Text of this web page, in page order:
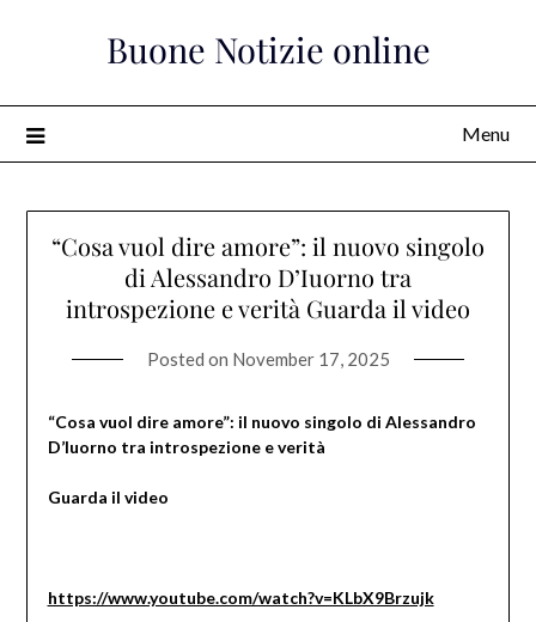
Buone Notizie online
Menu
“Cosa vuol dire amore”: il nuovo singolo
di Alessandro D’Iuorno tra
introspezione e verità Guarda il video
Posted on November 17, 2025
“Cosa vuol dire amore”: il nuovo singolo di Alessandro
D’Iuorno tra introspezione e verità
Guarda il video
https://www.youtube.com/watch?v=KLbX9Brzujk